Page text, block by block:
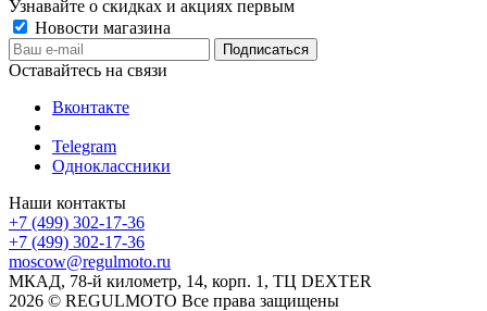
Узнавайте о скидках и акциях первым
Новости магазина
Оставайтесь на связи
Вконтакте
Telegram
Одноклассники
Наши контакты
+7 (499) 302-17-36
+7 (499) 302-17-36
moscow@regulmoto.ru
МКАД, 78-й километр, 14, корп. 1, ТЦ DEXTER
2026 © REGULMOTO Все права защищены